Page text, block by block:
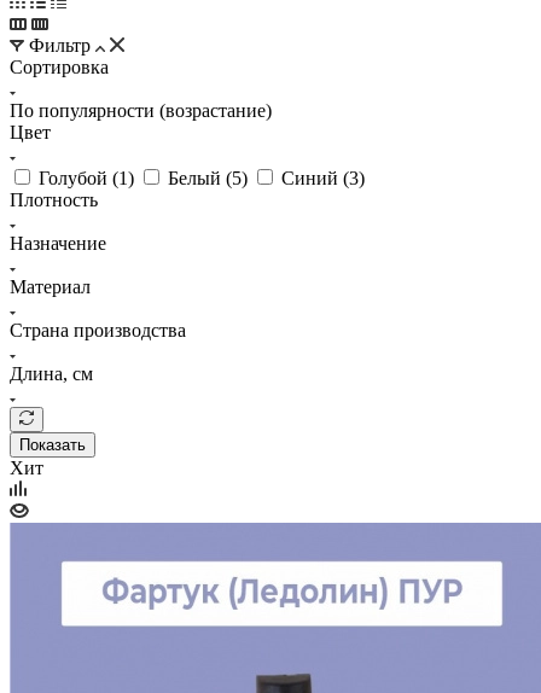
Фильтр
Сортировка
По популярности (возрастание)
Цвет
Голубой (1) Белый (5) Синий (3)
Плотность
Назначение
Материал
Страна производства
Длина, см
Показать
Хит